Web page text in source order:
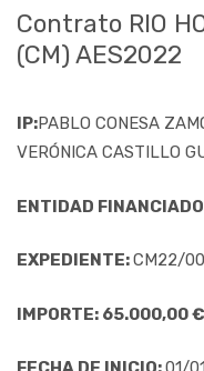
ACCESO PERSONAL
Contrato RIO
(CM) AES2022
IP:PABLO CONESA
VERÓNICA CASTILLO
ENTIDAD
EXPEDIENTE:CM22/
IMPORTE: 65.000,00 €